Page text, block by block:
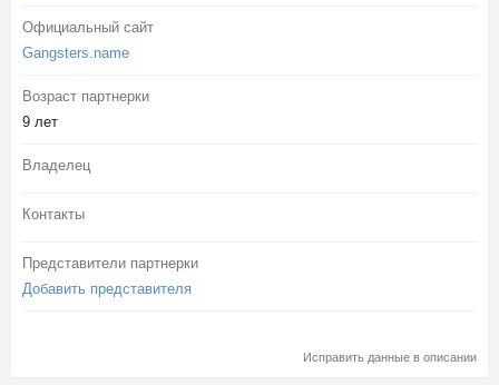
Официальный сайт
Gangsters.name
Возраст партнерки
9 лет
Владелец
Контакты
Представители партнерки
Добавить представителя
Исправить данные в описании